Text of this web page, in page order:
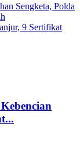
Sengketa, Polda
9 Sertifikat